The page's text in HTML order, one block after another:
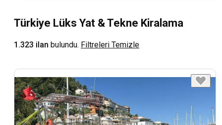
Türkiye Lüks Yat & Tekne Kiralama
1.323 ilan bulundu. Filtreleri Temizle